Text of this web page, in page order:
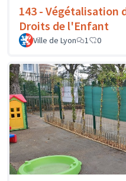
143 - Végétalisation
Droits de l'Enfant
Ville de Lyon 1 0